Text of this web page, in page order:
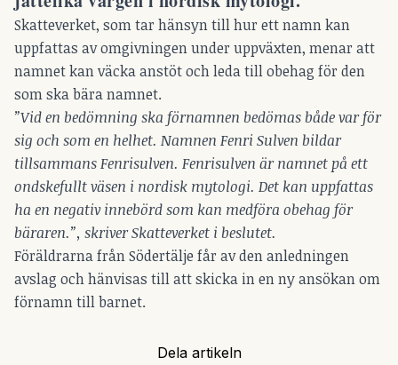
Skatteverket, som tar hänsyn till hur ett namn kan
uppfattas av omgivningen under uppväxten, menar att
namnet kan väcka anstöt och leda till obehag för den
som ska bära namnet.
”Vid en bedömning ska förnamnen bedömas både var för
sig och som en helhet. Namnen Fenri Sulven bildar
tillsammans Fenrisulven. Fenrisulven är namnet på ett
ondskefullt väsen i nordisk mytologi. Det kan uppfattas
ha en negativ innebörd som kan medföra obehag för
bäraren.”, skriver Skatteverket i beslutet.
Föräldrarna från Södertälje får av den anledningen
avslag och hänvisas till att skicka in en ny ansökan om
förnamn till barnet.
Dela artikeln